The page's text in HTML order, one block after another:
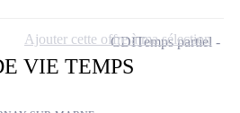
VIE TEMPS
CDITemps partiel
Ajouter cette offre à ma sélection